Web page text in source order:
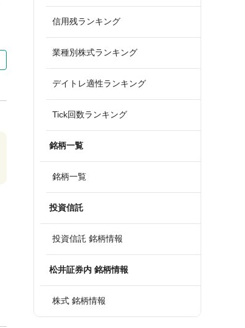
信用残ランキング
業種別株式ランキング
デイトレ適性ランキング
Tick回数ランキング
銘柄一覧
銘柄一覧
投資信託
投資信託 銘柄情報
松井証券内 銘柄情報
株式 銘柄情報